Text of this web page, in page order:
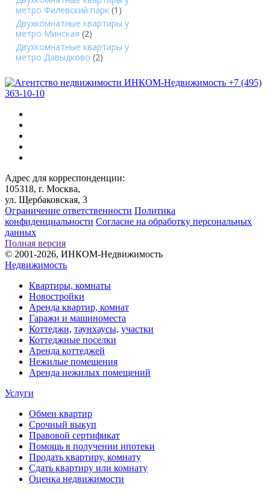
метро Филевский парк (1)
Двухкомнатные квартиры у
метро Минская (2)
Двухкомнатные квартиры у
метро Давыдково (2)
+7 (495)
363-10-10
Адрес для корреспонденции:
105318, г. Москва,
ул. Щербаковская, 3
Ограничение ответственности Политика
конфиденциальности Согласие на обработку персональных
данных
Полная версия
© 2001-2026, ИНКОМ-Недвижимость
Недвижимость
Квартиры, комнаты
Новостройки
Аренда квартир, комнат
Гаражи и машиноместа
Коттеджи, таунхаусы, участки
Коттеджные поселки
Аренда коттеджей
Нежилые помещения
Аренда нежилых помещений
Услуги
Обмен квартир
Срочный выкуп
Правовой сертификат
Помощь в получении ипотеки
Продать квартиру, комнату
Сдать квартиру или комнату
Оценка недвижимости